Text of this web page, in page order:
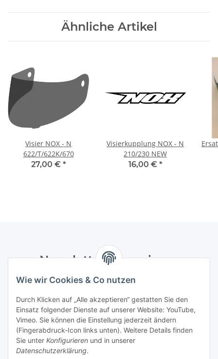
Wie wir Cookies & Co nutzen
Durch Klicken auf „Alle akzeptieren“ gestatten Sie den
Einsatz folgender Dienste auf unserer Website: YouTube,
Vimeo. Sie können die Einstellung jederzeit ändern
(Fingerabdruck-Icon links unten). Weitere Details finden
Sie unter Konfigurieren und in unserer
Datenschutzerklärung.
Ähnliche Artikel
Visier NOX - N
622/T/622K/670
27,00 € *
Visierkupplung NOX - N
210/230 NEW
16,00 € *
Newsletter Abonnieren
Bitte senden Sie mir entsprechend Ihrer
Informationen zu Ihrem Produktsortiment per E-Mail zu.
Abonnieren
Newsletter Abonnieren